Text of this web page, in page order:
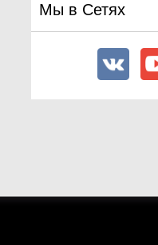
Subsystem
Terrain
Мы в Сетях